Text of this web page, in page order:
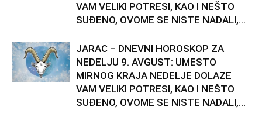
VAM VELIKI POTRESI, KAO I NEŠTO
SUĐENO, OVOME SE NISTE NADALI,...
JARAC – DNEVNI HOROSKOP ZA
NEDELJU 9. AVGUST: UMESTO
MIRNOG KRAJA NEDELJE DOLAZE
VAM VELIKI POTRESI, KAO I NEŠTO
SUĐENO, OVOME SE NISTE NADALI,...